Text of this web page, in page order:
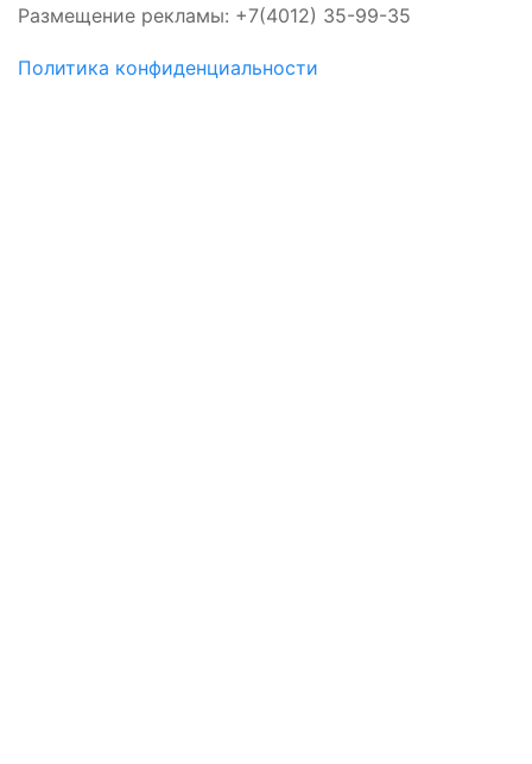
Размещение рекламы: +7(4012) 35-99-35
Политика конфиденциальности